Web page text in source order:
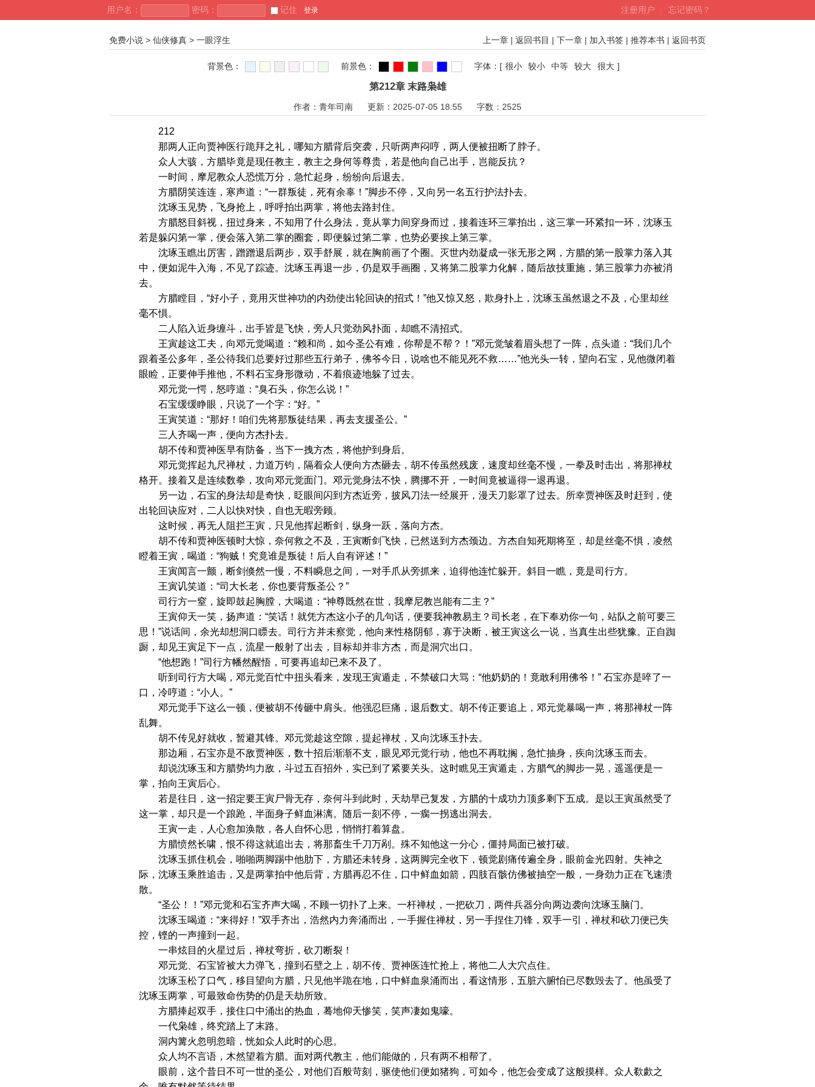
用户名： 密码： 记住 注册用户 忘记密码？
免费小说 > 仙侠修真 > 一眼浮生 上一章 | 返回书目 | 下一章 | 加入书签 | 推荐本书 | 返回书页
背景色： 前景色： 字体： [ 很小 较小 中等 较大 很大 ]
第212章 末路枭雄
作者： 青年司南 更新：2025-07-05 18:55 字数：2525
212
那两人正向贾神医行跪拜之礼，哪知方腊背后突袭，只听两声闷哼，两人便被扭断了脖子。
众人大骇，方腊毕竟是现任教主，教主之身何等尊贵，若是他向自己出手，岂能反抗？
一时间，摩尼教众人恐慌万分，急忙起身，纷纷向后退去。
方腊阴笑连连，寒声道：“一群叛徒，死有余辜！”脚步不停，又向另一名五行护法扑去。
沈琢玉见势，飞身抢上，呼呼拍出两掌，将他去路封住。
方腊怒目斜视，扭过身来，不知用了什么身法，竟从掌力间穿身而过，接着连环三掌拍出，这三掌一环紧扣一环，沈琢玉
若是躲闪第一掌，便会落入第二掌的圈套，即便躲过第二掌，也势必要挨上第三掌。
沈琢玉瞧出厉害，蹭蹭退后两步，双手舒展，就在胸前画了个圈。灭世内劲凝成一张无形之网，方腊的第一股掌力落入其
中，便如泥牛入海，不见了踪迹。沈琢玉再退一步，仍是双手画圈，又将第二股掌力化解，随后故技重施，第三股掌力亦被消
去。
方腊瞠目，“好小子，竟用灭世神功的内劲使出轮回诀的招式！”他又惊又怒，欺身扑上，沈琢玉虽然退之不及，心里却丝
毫不惧。
二人陷入近身缠斗，出手皆是飞快，旁人只觉劲风扑面，却瞧不清招式。
王寅趁这工夫，向邓元觉喝道：“赖和尚，如今圣公有难，你帮是不帮？！”邓元觉皱着眉头想了一阵，点头道：“我们几个
跟着圣公多年，圣公待我们总要好过那些五行弟子，佛爷今日，说啥也不能见死不救……”他光头一转，望向石宝，见他微闭着
眼睑，正要伸手推他，不料石宝身形微动，不着痕迹地躲了过去。
邓元觉一愕，怒哼道：“臭石头，你怎么说！”
石宝缓缓睁眼，只说了一个字：“好。”
王寅笑道：“那好！咱们先将那叛徒结果，再去支援圣公。”
三人齐喝一声，便向方杰扑去。
胡不传和贾神医早有防备，当下一拽方杰，将他护到身后。
邓元觉挥起九尺禅杖，力道万钧，隔着众人便向方杰砸去，胡不传虽然残废，速度却丝毫不慢，一拳及时击出，将那禅杖
格开。接着又是连续数拳，攻向邓元觉面门。邓元觉身法不快，腾挪不开，一时间竟被逼得一退再退。
另一边，石宝的身法却是奇快，眨眼间闪到方杰近旁，披风刀法一经展开，漫天刀影罩了过去。所幸贾神医及时赶到，使
出轮回诀应对，二人以快对快，自也无暇旁顾。
这时候，再无人阻拦王寅，只见他挥起断剑，纵身一跃，落向方杰。
胡不传和贾神医顿时大惊，奈何救之不及，王寅断剑飞快，已然送到方杰颈边。方杰自知死期将至，却是丝毫不惧，凌然
瞪着王寅，喝道：“狗贼！究竟谁是叛徒！后人自有评述！”
王寅闻言一颤，断剑倏然一慢，不料瞬息之间，一对手爪从旁抓来，迫得他连忙躲开。斜目一瞧，竟是司行方。
王寅讥笑道：“司大长老，你也要背叛圣公？”
司行方一窒，旋即鼓起胸膛，大喝道：“神尊既然在世，我摩尼教岂能有二主？”
王寅仰天一笑，扬声道：“笑话！就凭方杰这小子的几句话，便要我神教易主？司长老，在下奉劝你一句，站队之前可要三
思！”说话间，余光却想洞口瞟去。司行方并未察觉，他向来性格阴郁，寡于决断，被王寅这么一说，当真生出些犹豫。正自踟
蹰，却见王寅足下一点，流星一般射了出去，目标却并非方杰，而是洞穴出口。
“他想跑！”司行方幡然醒悟，可要再追却已来不及了。
听到司行方大喝，邓元觉百忙中扭头看来，发现王寅遁走，不禁破口大骂：“他奶奶的！竟敢利用佛爷！” 石宝亦是啐了一
口，冷哼道：“小人。”
邓元觉手下这么一顿，便被胡不传砸中肩头。他强忍巨痛，退后数丈。胡不传正要追上，邓元觉暴喝一声，将那禅杖一阵
乱舞。
胡不传见好就收，暂避其锋。邓元觉趁这空隙，提起禅杖，又向沈琢玉扑去。
那边厢，石宝亦是不敌贾神医，数十招后渐渐不支，眼见邓元觉行动，他也不再耽搁，急忙抽身，疾向沈琢玉而去。
却说沈琢玉和方腊势均力敌，斗过五百招外，实已到了紧要关头。这时瞧见王寅遁走，方腊气的脚步一晃，遥遥便是一
掌，拍向王寅后心。
若是往日，这一招定要王寅尸骨无存，奈何斗到此时，天劫早已复发，方腊的十成功力顶多剩下五成。是以王寅虽然受了
这一掌，却只是一个踉跄，半面身子鲜血淋漓。随后一刻不停，一瘸一拐逃出洞去。
王寅一走，人心愈加涣散，各人自怀心思，悄悄打着算盘。
方腊愤然长啸，恨不得这就追出去，将那畜生千刀万剐。殊不知他这一分心，僵持局面已被打破。
沈琢玉抓住机会，啪啪两脚踢中他肋下，方腊还未转身，这两脚完全收下，顿觉剧痛传遍全身，眼前金光四射。失神之
际，沈琢玉乘胜追击，又是两掌拍中他后背，方腊再忍不住，口中鲜血如箭，四肢百骸仿佛被抽空一般，一身劲力正在飞速溃
散。
“圣公！！”邓元觉和石宝齐声大喝，不顾一切扑了上来。一杆禅杖，一把砍刀，两件兵器分向两边袭向沈琢玉脑门。
沈琢玉喝道：“来得好！”双手齐出，浩然内力奔涌而出，一手握住禅杖，另一手捏住刀锋，双手一引，禅杖和砍刀便已失
控，铿的一声撞到一起。
一串炫目的火星过后，禅杖弯折，砍刀断裂！
邓元觉、石宝皆被大力弹飞，撞到石壁之上，胡不传、贾神医连忙抢上，将他二人大穴点住。
沈琢玉松了口气，移目望向方腊，只见他半跪在地，口中鲜血泉涌而出，看这情形，五脏六腑怕已尽数毁去了。他虽受了
沈琢玉两掌，可最致命伤势的仍是天劫所致。
方腊捧起双手，接住口中涌出的热血，蓦地仰天惨笑，笑声凄如鬼嚎。
一代枭雄，终究踏上了末路。
洞内篝火忽明忽暗，恍如众人此时的心思。
众人均不言语，木然望着方腊。面对两代教主，他们能做的，只有两不相帮了。
眼前，这个昔日不可一世的圣公，对他们百般苛刻，驱使他们便如猪狗，可如今，他怎会变成了这般摸样。众人欷歔之